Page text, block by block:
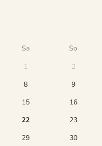
Sa
So
1
2
8
9
15
16
22
23
29 30